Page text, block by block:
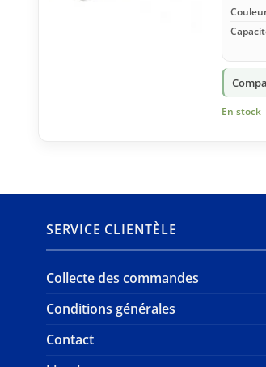
En stock
SERVICE CLIENTÈLE
Collecte des commandes
Conditions générales
Contact